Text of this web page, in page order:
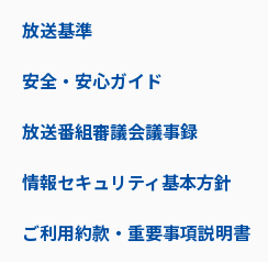
放送基準
安全・安心ガイド
放送番組審議会議事録
情報セキュリティ基本方針
ご利用約款・重要事項説明書